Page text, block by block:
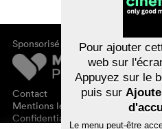
Sponsorisé par
Contact
Mentions légales
Confidentialité des données
Pour ajouter
web sur
Appuyez sur le
puis sur
Le menu peut-être